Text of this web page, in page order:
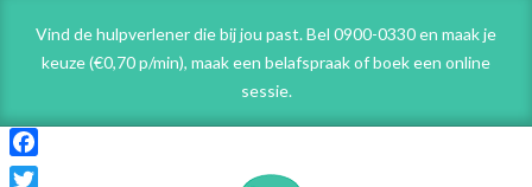
content
Vind de hulpverlener die bij jou past. Bel 0900-0330 en maak je
keuze (€0,70 p/min), maak een belafspraakof boek een online
sessie.
Facebook